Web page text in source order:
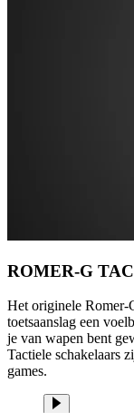
ROMER-G
Het originele
toetsaanslag een
je van wapen bent
Tactiele schakelaars
games.